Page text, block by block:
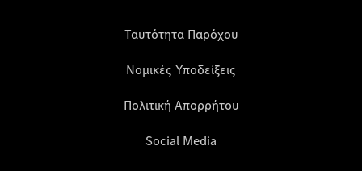
Ταυτότητα Παρόχου
Νομικές Υποδείξεις
Πολιτική Απορρήτου
Social Media